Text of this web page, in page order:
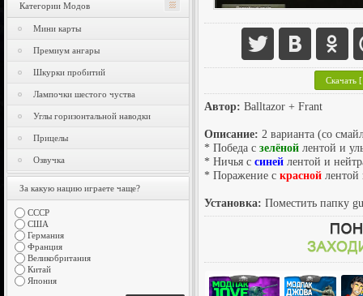
Категории Модов
Мини карты
Премиум ангары
Шкурки пробитий
Лампочки шестого чуства
Углы горизонтальной наводки
Прицелы
Озвучка
За какую нацию играете чаще?
СССР
США
Германия
Франция
Великобритания
Китай
Япония
Скачать
Автор: Balltazor + Frant
Описание: 2 варианта (со
* Победа с зелёной лентой и
* Ничья с синей лентой и
* Поражение с красной
Установка: Поместить папку